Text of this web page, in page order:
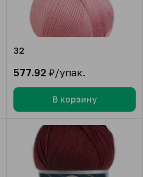
32
577.92 ₽/упак.
В корзину